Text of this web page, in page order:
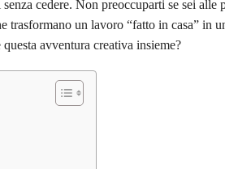
cedere. Non preoccuparti se sei
trasformano un lavoro “fatto in casa” in
avventura creativa insieme?